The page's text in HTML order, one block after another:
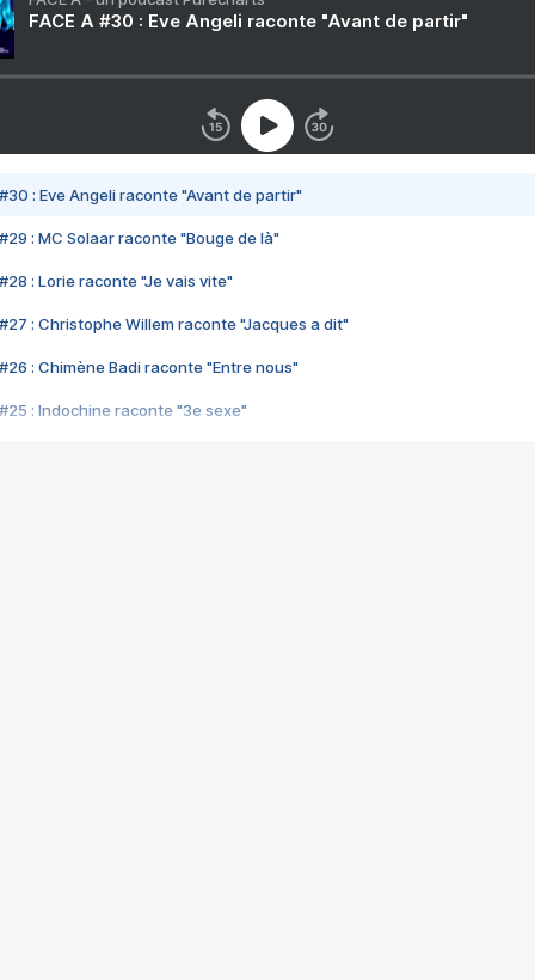
FACE A #30 : Eve Angeli raconte "Avant de partir"
#30 : Eve Angeli raconte "Avant de partir"
#29 : MC Solaar raconte "Bouge de là"
#28 : Lorie raconte "Je vais vite"
#27 : Christophe Willem raconte "Jacques a dit"
#26 : Chimène Badi raconte "Entre nous"
#25 : Indochine raconte "3e sexe"